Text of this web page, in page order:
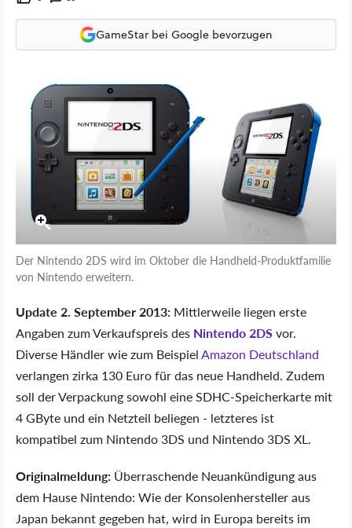
GameStar bei Google bevorzugen
Der Nintendo 2DS wird im Oktober die Handheld-Produktfamilie
von Nintendo erweitern.
Update 2. September 2013: Mittlerweile liegen erste
Angaben zum Verkaufspreis des Nintendo 2DSvor.
Diverse Händler wie zum BeispielAmazon Deutschland
verlangen zirka 130 Euro für das neue Handheld. Zudem
soll der Verpackung sowohl eine SDHC-Speicherkarte mit
4 GByte und ein Netzteil beliegen - letzteres ist
kompatibel zum Nintendo 3DS und Nintendo 3DS XL.
Originalmeldung: Überraschende Neuankündigung aus
dem Hause Nintendo: Wie der Konsolenhersteller aus
Japan bekannt gegeben hat, wird in Europa bereits im